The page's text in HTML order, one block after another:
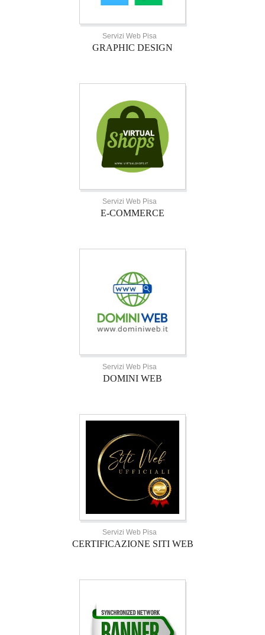
Servizi Web Pisa
GRAPHIC DESIGN
Servizi Web Pisa
E-COMMERCE
Servizi Web Pisa
DOMINI WEB
Servizi Web Pisa
CERTIFICAZIONE SITI WEB